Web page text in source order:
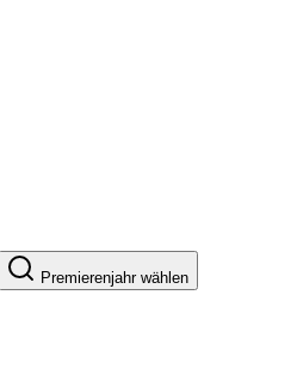
Premierenjahr wählen